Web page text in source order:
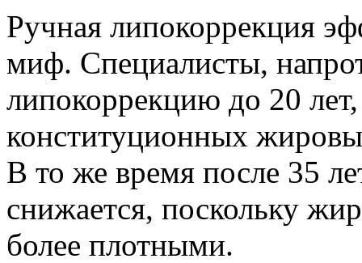
Ручная липокоррекция
миф. Специалисты,
липокоррекцию до 20
конституционных
В то же время после 35
снижается, поскольку
более плотными.